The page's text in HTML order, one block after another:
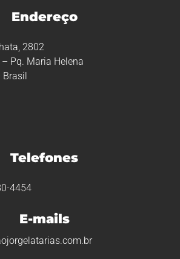
Endereço
2802
Pq. Maria Helena
Brasil
Telefones
4454
E-mails